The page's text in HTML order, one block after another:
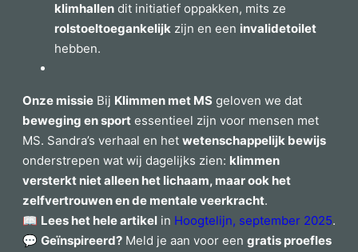
klimhallen dit initiatief oppakken, mits ze
rolstoeltoegankelijk zijn en een invalidetoilet
hebben.
Onze missie Bij Klimmen met MS geloven we dat
beweging en sport essentieel zijn voor mensen met
MS. Sandra’s verhaal en het wetenschappelijk bewijs
onderstrepen wat wij dagelijks zien: klimmen
versterkt niet alleen het lichaam, maar ook het
zelfvertrouwen en de mentale veerkracht.
📖 Lees het hele artikel in Hoogtelijn, september 2025.
💬 Geïnspireerd? Meld je aan voor een gratis proefles